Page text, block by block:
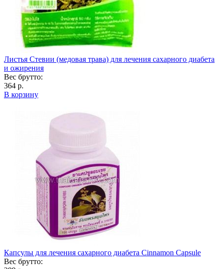
Листья Стевии (медовая трава) для лечения сахарного диабета
и ожирения
Вес брутто:
364 р.
В корзину
Капсулы для лечения сахарного диабета Cinnamon Capsule
Вес брутто: